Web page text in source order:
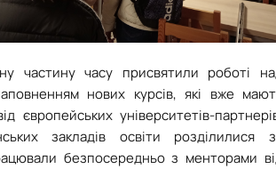
частину часу присвятили роботі
нових курсів, які вже
європейських університетів-
закладів освіти розділилися
безпосередньо з менторами